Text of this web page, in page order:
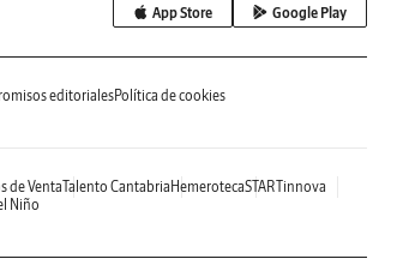
App Store Google Play
editorialesPolítica de cookies
de VentaTalento Cantabria HemerotecaSTARTinnova
Niño